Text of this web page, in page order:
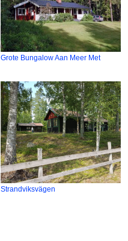
Grote Bungalow Aan Meer Met
Strandviksvägen